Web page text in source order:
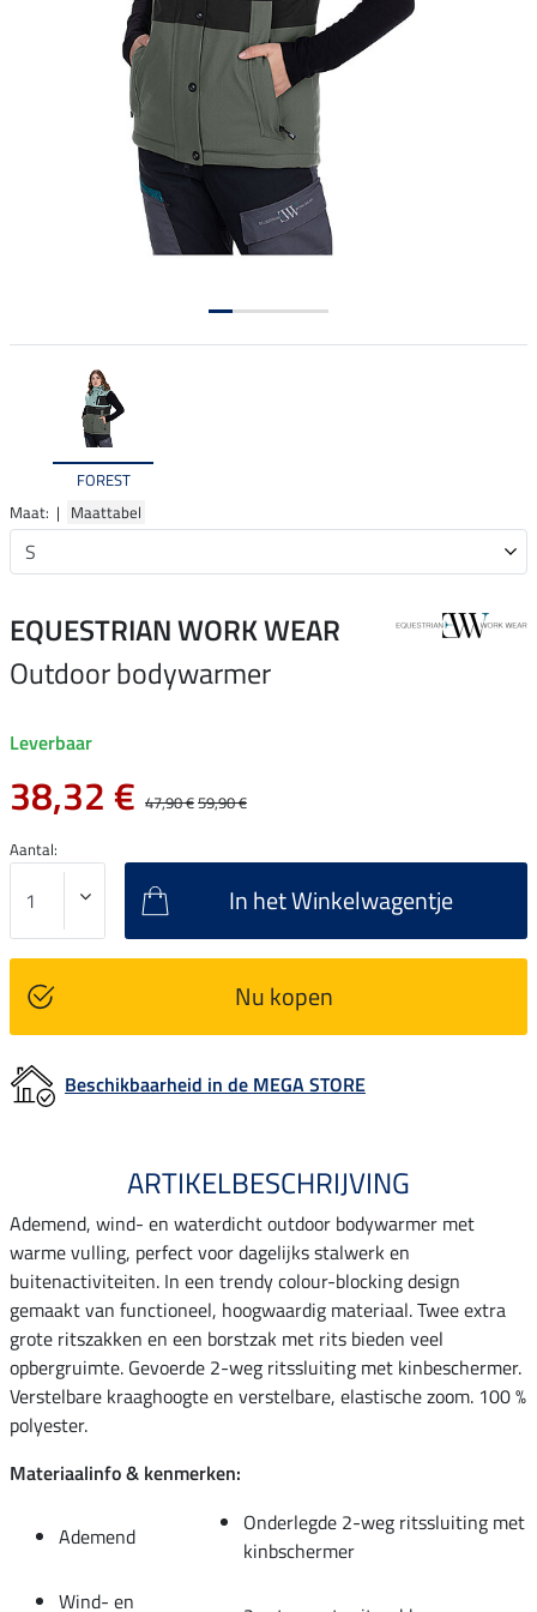
FOREST
Maat: | Maattabel
EQUESTRIAN WORK WEAR
Outdoor bodywarmer
Leverbaar
38,32 € 47,90 €59,90 €
Aantal:
In het Winkelwagentje
Nu kopen
Beschikbaarheid in de MEGA STORE
ARTIKELBESCHRIJVING
Ademend, wind- en waterdicht outdoor bodywarmer met
warme vulling, perfect voor dagelijks stalwerk en
buitenactiviteiten. In een trendy colour-blocking design
gemaakt van functioneel, hoogwaardig materiaal. Twee extra
grote ritszakken en een borstzak met rits bieden veel
opbergruimte. Gevoerde 2-weg ritssluiting met kinbeschermer.
Verstelbare kraaghoogte en verstelbare, elastische zoom. 100 %
polyester.
Materiaalinfo & kenmerken:
Ademend
Onderlegde 2-weg ritssluiting met
kinbschermer
Wind- en